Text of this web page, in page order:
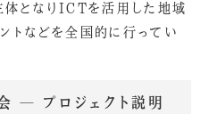
体となりICTを活用した地域
などを全国的に行ってい
― プロジェクト説明